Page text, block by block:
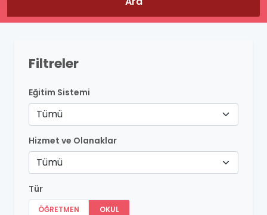
Filtreler
Eğitim Sistemi
Tümü
Hizmet ve Olanaklar
Tümü
Tür
ÖĞRETMEN OKUL